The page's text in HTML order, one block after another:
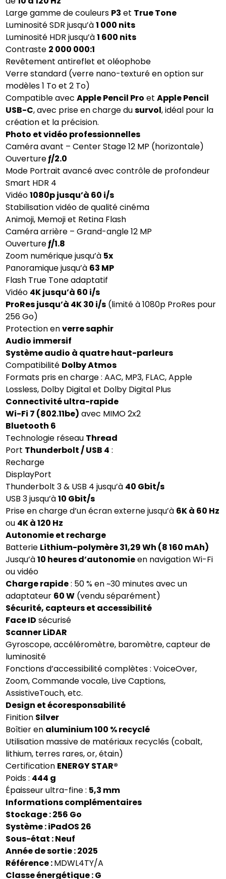
Large gamme de couleurs P3 et True Tone
Luminosité SDR jusqu’à1 000 nits
Luminosité HDR jusqu’à1 600 nits
Contraste 2 000 000:1
Revêtement antireflet et oléophobe
Verre standard (verre nano-texturé en option sur
modèles 1 To et 2 To)
Compatible avecApple Pencil Pro etApple Pencil
USB-C, avec prise en charge dusurvol, idéal pour la
création et la précision.
Photo et vidéo professionnelles
Caméra avant – Center Stage 12 MP (horizontale)
Ouvertureƒ/2.0
Mode Portrait avancé avec contrôle de profondeur
Smart HDR 4
Vidéo1080p jusqu’à 60 i/s
Stabilisation vidéo de qualité cinéma
Animoji, Memoji et Retina Flash
Caméra arrière – Grand-angle 12 MP
Ouvertureƒ/1.8
Zoom numérique jusqu’à 5x
Panoramique jusqu’à 63 MP
Flash True Tone adaptatif
Vidéo 4K jusqu’à 60 i/s
ProRes jusqu’à 4K 30 i/s (limité à 1080p ProRes pour
256 Go)
Protection enverre saphir
Audio immersif
Système audio à quatre haut-parleurs
Compatibilité Dolby Atmos
Formats pris en charge : AAC, MP3, FLAC, Apple
Lossless, Dolby Digital et Dolby Digital Plus
Connectivité ultra-rapide
Wi-Fi 7 (802.11be) avec MIMO 2x2
Bluetooth 6
Technologie réseau Thread
Port Thunderbolt / USB 4 :
Recharge
DisplayPort
Thunderbolt 3 & USB 4 jusqu’à 40 Gbit/s
USB 3 jusqu’à10 Gbit/s
Prise en charge d’un écran externe jusqu’à 6K à 60 Hz
ou 4K à 120 Hz
Autonomie et recharge
Batterie Lithium-polymère 31,29 Wh (8 160 mAh)
Jusqu’à10 heures d’autonomieen navigation Wi-Fi
ou vidéo
Charge rapide: 50 % en ~30 minutes avec un
adaptateur 60 W (vendu séparément)
Sécurité, capteurs et accessibilité
Face ID sécurisé
Scanner LiDAR
Gyroscope, accéléromètre, baromètre, capteur de
luminosité
Fonctions d’accessibilité complètes : VoiceOver,
Zoom, Commande vocale, Live Captions,
AssistiveTouch, etc.
Design et écoresponsabilité
Finition Silver
Boîtier en aluminium 100 % recyclé
Utilisation massive de matériaux recyclés (cobalt,
lithium, terres rares, or, étain)
Certification ENERGY STAR®
Poids : 444 g
Épaisseur ultra-fine : 5,3 mm
Informations complémentaires
Stockage : 256 Go
Système : iPadOS 26
Sous-état : Neuf
Année de sortie : 2025
Référence :MDWL4TY/A
Classe énergétique : G